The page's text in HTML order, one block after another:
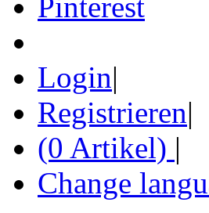
Login|
Registrieren|
(0 Artikel) |
Change